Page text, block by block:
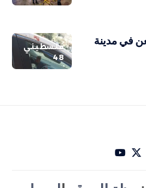
فلسطيني
48
في مدينة